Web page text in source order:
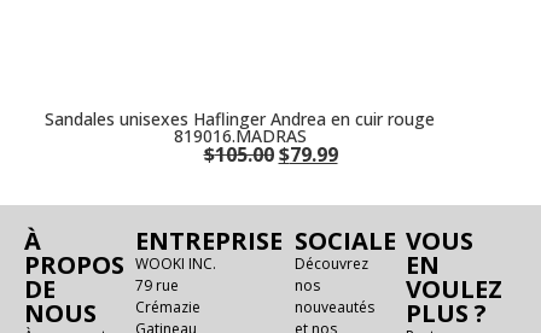
Sandales unisexes Haflinger Andrea en cuir rouge
819016.MADRAS
$105.00 $79.99
À
PROPOS
DE
NOUS
ENTREPRISE
WOOKI INC.
79 rue
Crémazie
SOCIALE
Découvrez
nos
nouveautés
VOUS
EN
VOULEZ
PLUS ?